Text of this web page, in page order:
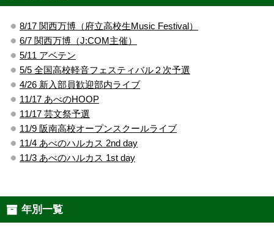
8/17 関西万博（府立高校生Music Festival）
6/7 関西万博（J:COM主催）
5/11 アベテン
5/5 全国高校軽音フェスティバル２次予選
4/26 新入部員歓迎部内ライブ
11/17 あべのHOOP
11/17 芸文祭予選
11/9 阪南高校オープンスクールライブ
11/4 あべのハルカス 2nd day
11/3 あべのハルカス 1st day
年別一覧